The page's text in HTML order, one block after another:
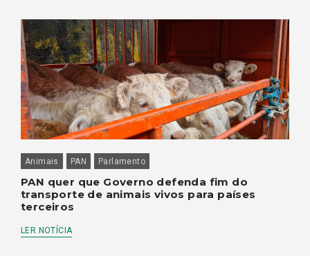
Animais PAN Parlamento
PAN quer que Governo defenda fim do
transporte de animais vivos para países
terceiros
LER NOTÍCIA